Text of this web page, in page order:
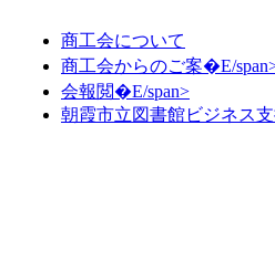
商工会について
商工会からのご案�E/
会報閲�E/span>
朝霞市立図書館ビジネス